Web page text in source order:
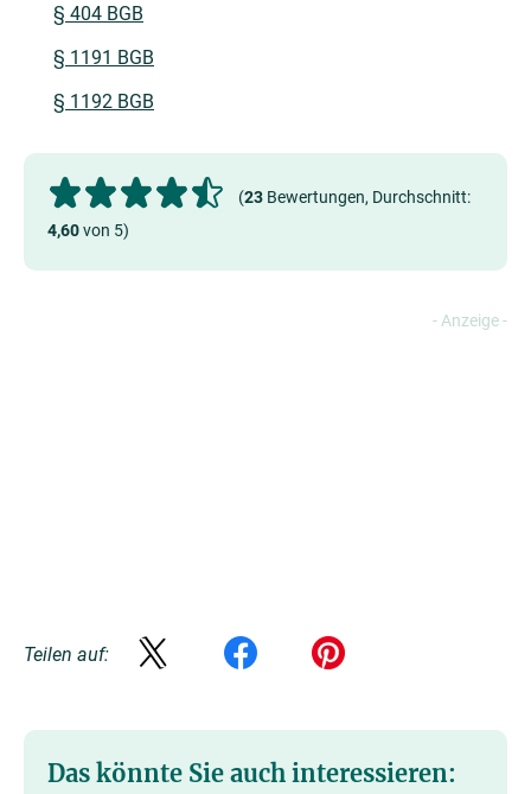
§ 404 BGB
§ 1191 BGB
§ 1192 BGB
(23 Bewertungen, Durchschnitt:
4,60von 5)
Teilen auf:
Das könnte Sie auch interessieren: